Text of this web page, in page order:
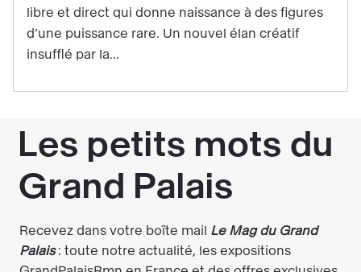
Henri
Matisse
libre et direct qui donne naissance à des figures
d’une puissance rare. Un nouvel élan créatif
insufflé par la...